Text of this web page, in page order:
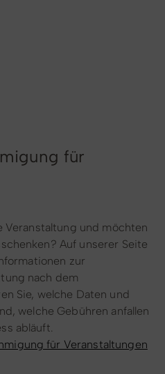
für
Veranstaltung und möchten
Auf unserer Seite
zur
nach dem
Sie, welche Daten und
welche Gebühren anfallen
abläuft.
für Veranstaltungen